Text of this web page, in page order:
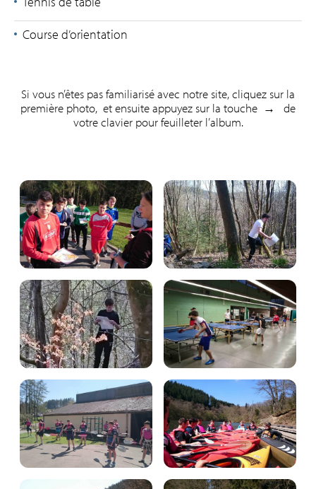
Course d’orientation
Si vous n’êtes pas familiarisé avec notre site, cliquez sur la
première photo, et ensuite appuyez sur la touche →
de
votre clavier pour feuilleter l’album.